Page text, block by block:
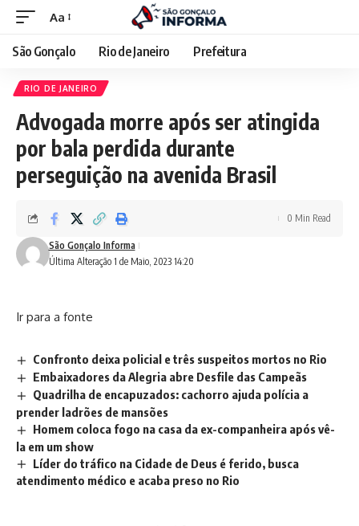
Aa
São Gonçalo Rio de Janeiro Prefeitura
RIO DE JANEIRO
Advogada morre após ser atingida
por bala perdida durante
perseguição na avenida Brasil
Última Alteração 1 de Maio, 2023 14:20
São Gonçalo Informa
0 Min Read
Ir para a fonte
Confronto deixa policial e três suspeitos mortos no Rio
Embaixadores da Alegria abre Desfile das Campeãs
Quadrilha de encapuzados: cachorro ajuda polícia a
prender ladrões de mansões
Homem coloca fogo na casa da ex-companheira após vê-
la em um show
Líder do tráfico na Cidade de Deus é ferido, busca
atendimento médico e acaba preso no Rio